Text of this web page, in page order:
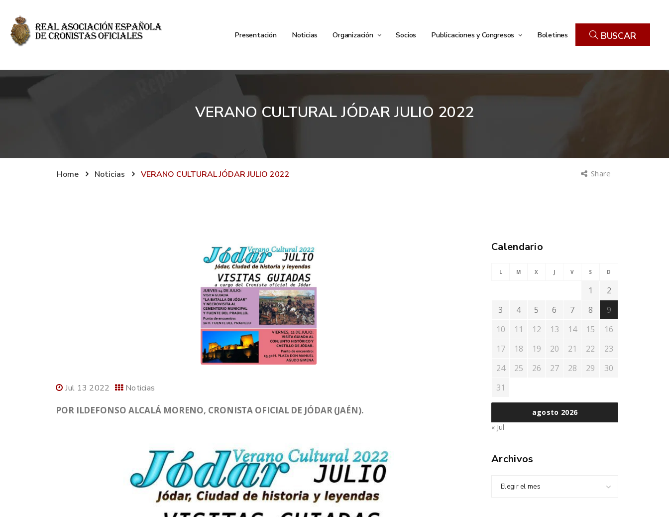
Presentación Noticias Organización Socios Publicaciones y Congresos Boletines BUSCAR
VERANO CULTURAL JÓDAR JULIO 2022
Home Noticias VERANO CULTURAL JÓDAR JULIO 2022 Share
Jul 13 2022 Noticias
POR ILDEFONSO ALCALÁ MORENO, CRONISTA OFICIAL DE JÓDAR (JAÉN).
Calendario
agosto 2026
L M X J V S D
1
2
3
4 5 6 7 8
9
10
11 12 13 14 15
16
17
18 19 20 21 22
23
24
25 26 27 28 29
30
31
« Jul
Archivos
Elegir el mes